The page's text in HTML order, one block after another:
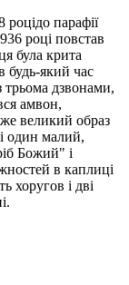
парафії
році повстав
була крита
будь-який час
трьома дзвонами,
амвон,
великий образ
один малий,
Божий" і
в каплиці
хоругов і дві